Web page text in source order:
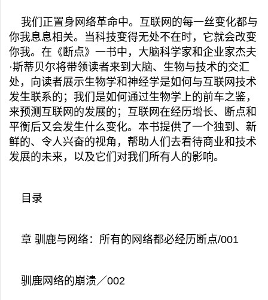
我们正置身网络革命中。互联网的每一丝变化都与
你我息息相关。当科技变得无处不在时，它就会改变
你我。在《断点》一书中，大脑科学家和企业家杰夫
·斯蒂贝尔将带领读者来到大脑、生物与技术的交汇
处，向读者展示生物学和神经学是如何与互联网技术
发生联系的；我们是如何通过生物学上的前车之鉴，
来预测互联网的发展的；互联网在经历增长、断点和
平衡后又会发生什么变化。本书提供了一个独到、新
鲜的、令人兴奋的视角，帮助人们去看待商业和技术
发展的未来，以及它们对我们所有人的影响。
目录
章 驯鹿与网络：所有的网络都必经历断点/001
驯鹿网络的崩溃／002